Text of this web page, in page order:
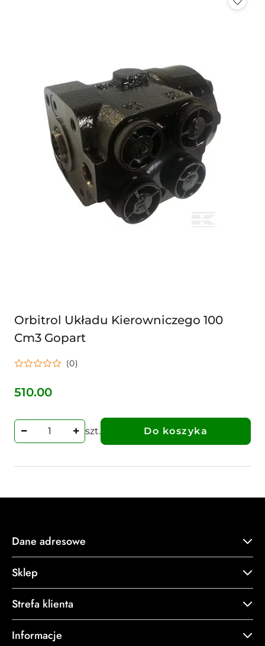
Orbitrol Układu Kierowniczego 100
Cm3 Gopart
(0)
Cena:
510.00
szt. Do koszyka
Dane adresowe
Sklep
Strefa klienta
Informacje